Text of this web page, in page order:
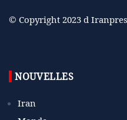
© Copyright 2023 d
NOUVELLES
Iran